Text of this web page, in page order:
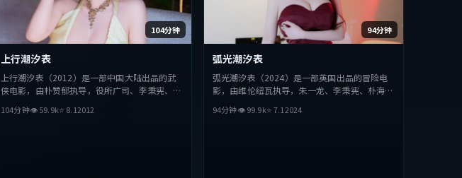
104分钟
上行潮汐表
上行潮汐表（2012）是一部中国大陆出品的武
侠电影，由朴赞郁执导，役所广司、李秉宪、薛
讨人性与抉择，节奏张弛有度，适合喜欢该类型
104分钟👁59.9k⭐ 8.12012
94分钟
弧光潮汐表
弧光潮汐表（2024）是一部英国出品的冒险电
影，由维伦纽瓦执导，朱一龙、李秉宪、朴海日
性与抉择，节奏张弛有度，适合喜欢该类型的观
94分钟👁99.9k⭐7.12024